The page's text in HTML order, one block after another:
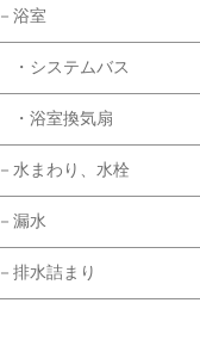
－浴室
・システムバス
・浴室換気扇
－水まわり、水栓
－漏水
－排水詰まり